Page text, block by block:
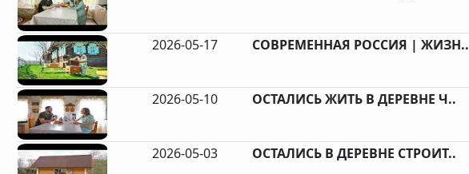
2026-05-17 СОВРЕМЕННАЯ РОССИЯ | ЖИЗН..
2026-05-10 ОСТАЛИСЬ ЖИТЬ В ДЕРЕВНЕ Ч..
2026-05-03 ОСТАЛИСЬ В ДЕРЕВНЕ СТРОИТ..